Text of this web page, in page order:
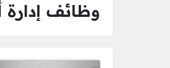
وظائف إدارة